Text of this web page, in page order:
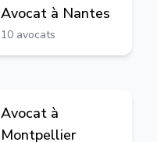
Avocat à Nantes
10 avocats
Avocat à
Montpellier